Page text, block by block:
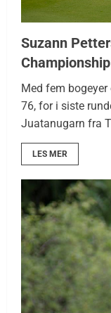
Suzann
Med fem bogeyer
76, for i siste
Juatanugarn fra
LES MER